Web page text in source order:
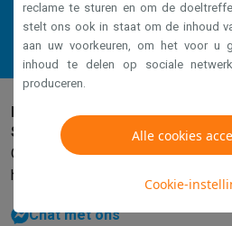
Stuur
Heb je hulp nodig?
Stuur een bericht via Facebook
Ons team staat klaar om je zo snel
helpen.
Chat met ons
reclame te sturen en om de
stelt ons ook in staat om de inhoud
aan uw voorkeuren, om het voor u
inhoud te delen op sociale
produceren.
Alle cookies
Cookie-